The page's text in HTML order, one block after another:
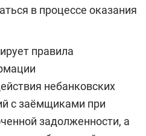
в процессе оказания
правила
небанковских
с заёмщиками при
задолженности, а